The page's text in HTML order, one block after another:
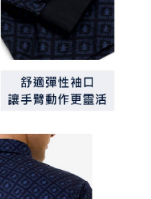
個別帳號之用戶狀況，依本公司即
不足之情形，本公司將視審查結果
訊註冊。若發現惡意使用之情形，